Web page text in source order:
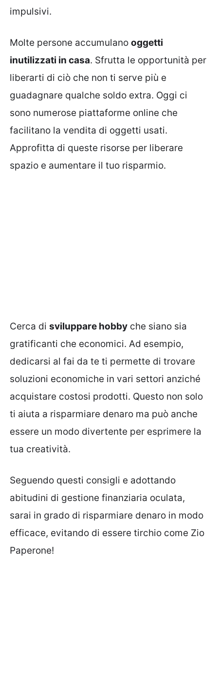
impulsivi.
Molte persone accumulano oggetti
inutilizzati in casa. Sfrutta le opportunità per
liberarti di ciò che non ti serve più e
guadagnare qualche soldo extra. Oggi ci
sono numerose piattaforme online che
facilitano la vendita di oggetti usati.
Approfitta di queste risorse per liberare
spazio e aumentare il tuo risparmio.
Cerca di sviluppare hobby che siano sia
gratificanti che economici. Ad esempio,
dedicarsi al fai da te ti permette di trovare
soluzioni economiche in vari settori anziché
acquistare costosi prodotti. Questo non solo
ti aiuta a risparmiare denaro ma può anche
essere un modo divertente per esprimere la
tua creatività.
Seguendo questi consigli e adottando
abitudini di gestione finanziaria oculata,
sarai in grado di risparmiare denaro in modo
efficace, evitando di essere tirchio come Zio
Paperone!